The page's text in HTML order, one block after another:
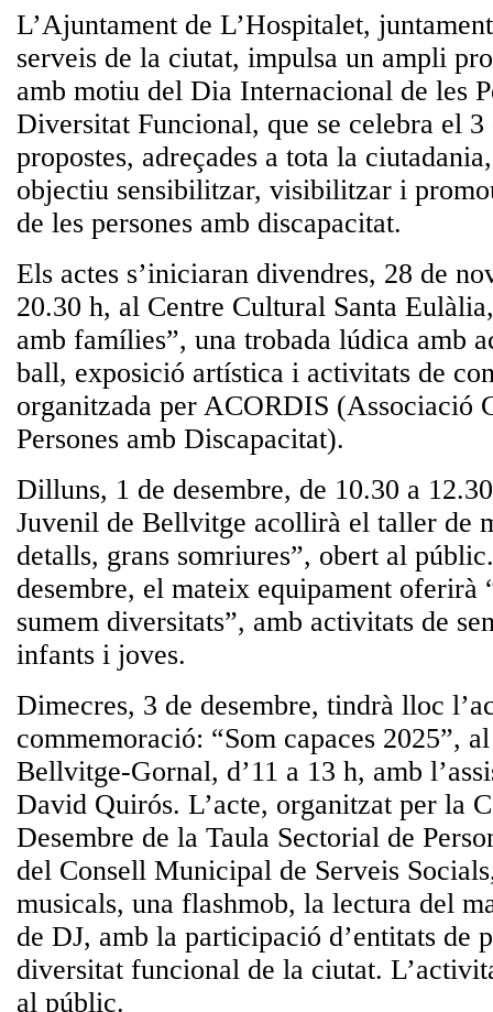
L’Ajuntament de L’Hospitalet,
serveis de la ciutat, impulsa un ampli
amb motiu del Dia Internacional de les
Diversitat Funcional, que se celebra el
propostes, adreçades a tota la
objectiu sensibilitzar, visibilitzar i
de les persones amb discapacitat.
Els actes s’iniciaran divendres, 28 de
20.30 h, al Centre Cultural Santa
amb famílies”, una trobada lúdica amb
ball, exposició artística i activitats de
organitzada per ACORDIS (Associació
Persones amb Discapacitat).
Dilluns, 1 de desembre, de 10.30 a
Juvenil de Bellvitge acollirà el taller de
detalls, grans somriures”, obert al
desembre, el mateix equipament oferirà
sumem diversitats”, amb activitats de
infants i joves.
Dimecres, 3 de desembre, tindrà lloc
commemoració: “Som capaces 2025”,
Bellvitge-Gornal, d’11 a 13 h, amb
David Quirós. L’acte, organitzat per la
Desembre de la Taula Sectorial de
del Consell Municipal de Serveis
musicals, una flashmob, la lectura del
de DJ, amb la participació d’entitats de
diversitat funcional de la ciutat.
al públic.